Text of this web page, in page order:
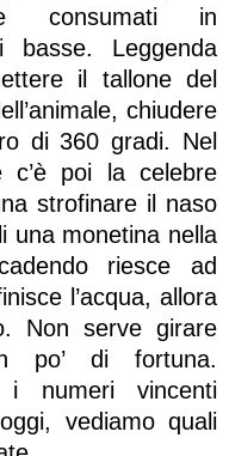
consumati in
basse. Leggenda
il tallone del
chiudere
di 360 gradi. Nel
c’è poi la celebre
strofinare il naso
una monetina nella
riesce ad
l’acqua, allora
Non serve girare
po’ di fortuna.
i numeri vincenti
vediamo quali